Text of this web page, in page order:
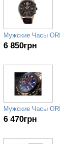
Мужские Часы
6 850грн
Мужские Часы
6 470грн